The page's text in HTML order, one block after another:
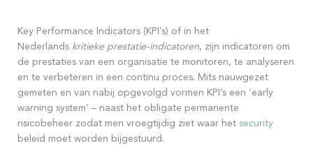
Key Performance Indicators (KPI’s) of in het
Nederlands kritieke prestatie-indicatoren, zijn indicatoren om
de prestaties van een organisatie te monitoren, te analyseren
en te verbeteren in een continu proces. Mits nauwgezet
gemeten en van nabij opgevolgd vormen KPI’s een ‘early
warning system’ – naast het obligate permanente
risicobeheer zodat men vroegtijdig ziet waar het security
beleid moet worden bijgestuurd.